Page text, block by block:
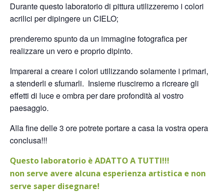
Durante questo laboratorio di pittura utilizzeremo i colori
acrilici per dipingere un CIELO;
prenderemo spunto da un immagine fotografica per
realizzare un vero e proprio dipinto.
Imparerai a creare i colori utilizzando solamente i primari,
a stenderli e sfumarli. Insieme riusciremo a ricreare gli
effetti di luce e ombra per dare profondità al vostro
paesaggio.
Alla fine delle 3 ore potrete portare a casa la vostra opera
conclusa!!!
Questo laboratorio è ADATTO A TUTTI!!!
non serve avere alcuna esperienza artistica e non
serve saper disegnare!